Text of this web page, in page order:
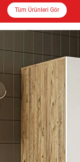
Tüm Ürünleri Gör